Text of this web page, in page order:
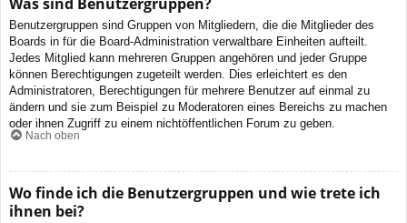
Benutzergruppen sind Gruppen von Mitgliedern, die die Mitglieder des
Boards in für die Board-Administration verwaltbare Einheiten aufteilt.
Jedes Mitglied kann mehreren Gruppen angehören und jeder Gruppe
können Berechtigungen zugeteilt werden. Dies erleichtert es den
Administratoren, Berechtigungen für mehrere Benutzer auf einmal zu
ändern und sie zum Beispiel zu Moderatoren eines Bereichs zu machen
oder ihnen Zugriff zu einem nichtöffentlichen Forum zu geben.
Nach oben
Wo finde ich die Benutzergruppen und wie trete ich
ihnen bei?